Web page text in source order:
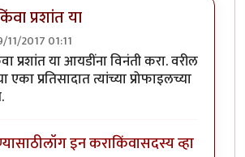
प्रशांत या
11/2017 01:11
पासवर्ड संबंधित...byDuishen
प्रशांत या आयडींना विनंती करा. वरील
एका प्रतिसादात त्यांच्या प्रोफाइलच्या
लॉग इन कराकिंवासदस्य व्हा